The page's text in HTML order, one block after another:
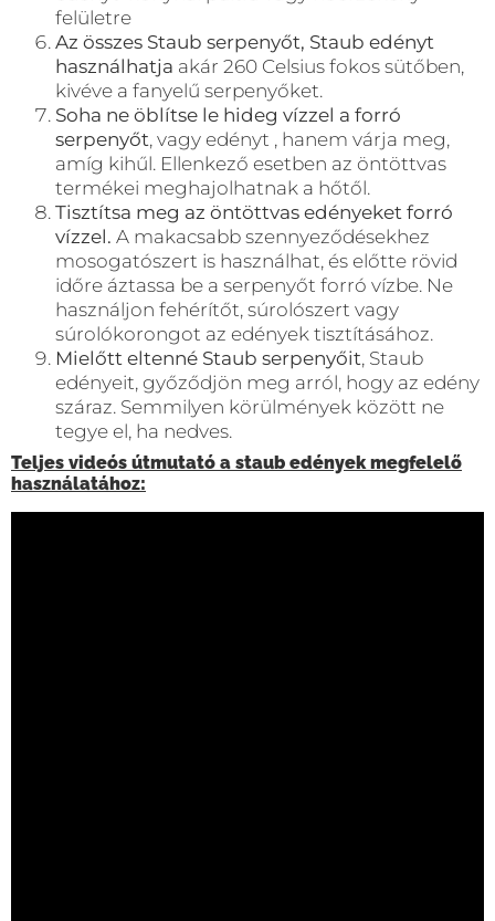
felületre
Az összes Staub serpenyőt, Staub edényt
használhatja akár 260 Celsius fokos sütőben,
kivéve a fanyelű serpenyőket.
Soha ne öblítse le hideg vízzel a forró
serpenyőt, vagy edényt , hanem várja meg,
amíg kihűl. Ellenkező esetben az öntöttvas
termékei meghajolhatnak a hőtől.
Tisztítsa meg az öntöttvas edényeket forró
vízzel. A makacsabb szennyeződésekhez
mosogatószert is használhat, és előtte rövid
időre áztassa be a serpenyőt forró vízbe. Ne
használjon fehérítőt, súrolószert vagy
súrolókorongot az edények tisztításához.
Mielőtt eltenné Staub serpenyőit, Staub
edényeit, győződjön meg arról, hogy az edény
száraz. Semmilyen körülmények között ne
tegye el, ha nedves.
Teljes videós útmutató a staub edények megfelelő
használatához: